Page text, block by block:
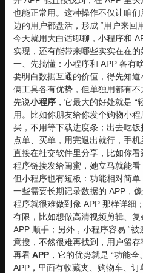
也能正常用。这种操作不仅让咱
边的用户都盘活，形成 “用户来回
今天就用大白话聊聊，小程序和
实现，还有能带来哪些实实在在的
一、先搞懂：小程序和 APP 各有
要明白数据互通的价值，得先知
俩工具各有优势，但单独用都有不
先说小程序，它最大的好处就是 “
用。比如你朋友给你发个购物小
买，不用等下载进度条；出去吃
点单、买单，用完退出就行，手
直接在社交软件里分享，比如你
程序链接发给闺蜜，她立马就能看
但小程序也有短板：功能相对简
一些需要长期记录数据的 APP，
程序就很难做到像 APP 那样详细
有限，比如想做高清视频剪辑、
APP 顺手；另外，小程序容易 “
意搜，不然很难再找到，用户留存
再看APP ，它的优势就是 “功能
APP，里面有收藏夹、购物车、